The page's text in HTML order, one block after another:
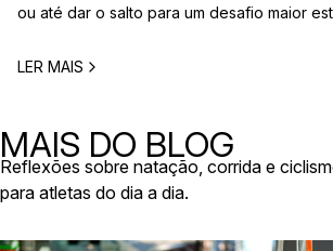
ou até dar o salto para um desafio maior
planear. Entre a primavera e o verão, o
LER MAIS
MAIS DO BLOG
Reflexões sobre natação, corrida e
para atletas do dia a dia.